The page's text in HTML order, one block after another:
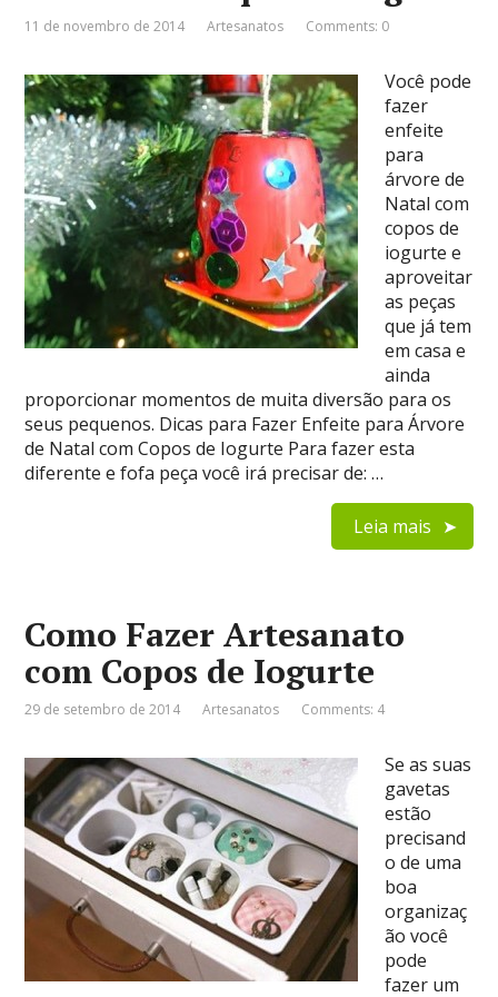
11 de novembro de 2014 Artesanatos Comments: 0
Você pode
fazer
enfeite
para
árvore de
Natal com
copos de
iogurte e
aproveitar
as peças
que já tem
em casa e
ainda
proporcionar momentos de muita diversão para os
seus pequenos. Dicas para Fazer Enfeite para Árvore
de Natal com Copos de Iogurte Para fazer esta
diferente e fofa peça você irá precisar de: …
Leia mais
Como Fazer Artesanato
com Copos de Iogurte
29 de setembro de 2014 Artesanatos Comments: 4
Se as suas
gavetas
estão
precisand
o de uma
boa
organizaç
ão você
pode
fazer um